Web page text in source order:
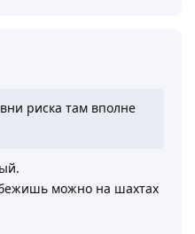
риска там вполне
можно на шахтах